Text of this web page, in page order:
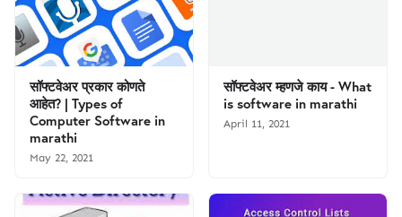
सॉफ्टवेअर प्रकार कोणते
आहेत? | Types of
Computer Software in
marathi
May 22, 2021
सॉफ्टवेअर म्हणजे काय - What
is software in marathi
April 11, 2021